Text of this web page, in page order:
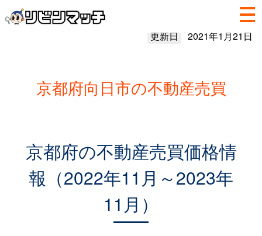
更新日 2021年1月21日
京都府向日市の不動産売買
京都府の不動産売買価格情
報（2022年11月～2023年
11月）